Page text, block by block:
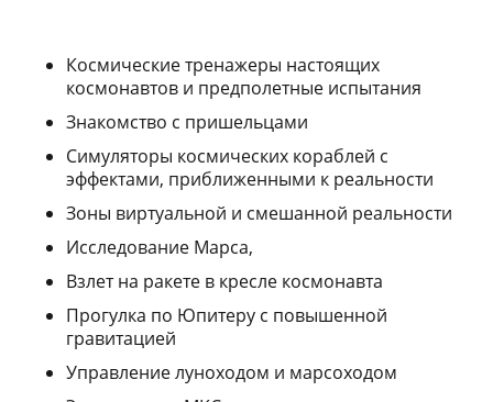
Космические тренажеры настоящих
космонавтов и предполетные испытания
Знакомство с пришельцами
Симуляторы космических кораблей с
эффектами, приближенными к реальности
Зоны виртуальной и смешанной реальности
Исследование Марса,
Взлет на ракете в кресле космонавта
Прогулка по Юпитеру с повышенной
гравитацией
Управление луноходом и марсоходом